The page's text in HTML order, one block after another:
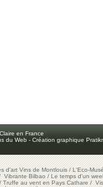
en France
du Web - Création graphique
d'art Vins de Montlouis/L'Eco-
Vibrante Bilbao/Le temps d'un
Truffe au vent en Pays Cathare/